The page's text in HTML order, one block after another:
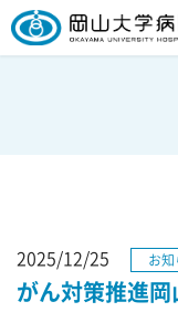
2025/12/25 お
がん対策推進